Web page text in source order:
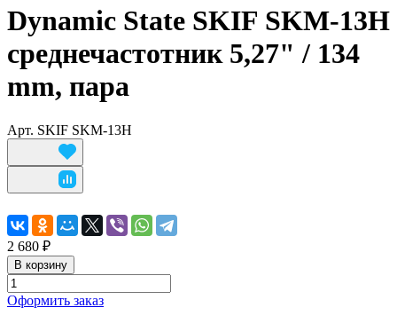
Dynamic State SKIF SKM-13H
среднечастотник 5,27" / 134
mm, пара
Арт. SKIF SKM-13H
2 680 ₽
В корзину
Оформить заказ